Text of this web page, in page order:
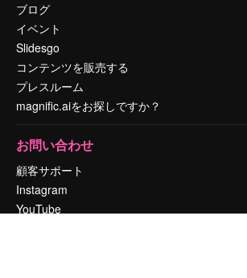
ブログ
イベント
Slidesgo
コンテンツを販売する
プレスルーム
magnific.aiをお探しですか？
お問い合わせ
顧客サポート
Instagram
YouTube